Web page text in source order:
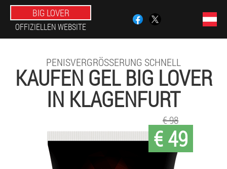
BIG LOVER
OFFIZIELLEN WEBSITE
PENISVERGRÖSSERUNG SCHNELL
KAUFEN GEL BIG LOVER
IN KLAGENFURT
€ 49
€ 98